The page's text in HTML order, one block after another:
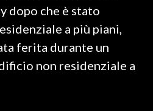
dopo che è stato
a più piani,
ferita durante un
non residenziale a